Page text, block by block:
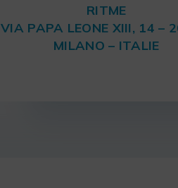
RITME
VIA PAPA LEONE XIII, 14 –
MILANO – ITALIE